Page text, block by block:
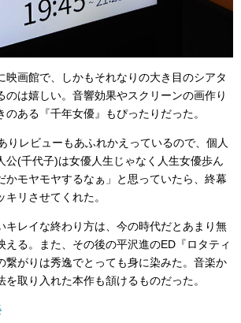
映画館で、しかもそれなりの大き目のシアタ
のは嬉しい。音響効果やスクリーンの画作り
のある『千年女優』もぴったりだった。
りレビューもあふれかえっているので、個人
公(千代子)は女優人生じゃなく人生女優歩ん
モヤモヤするなぁ」と思っていたら、終幕
リさせてくれた。
キレイな終わり方は、今の時代だとあまり無
える。また、その後の平沢進のED『ロタティ
繋がりは秀逸でとっても身に染みた。音楽か
を取り入れた本作も頷けるものだった。